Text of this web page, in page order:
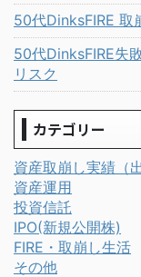
50代DinksFIRE 取
50代DinksFIRE失
リスク
カテゴリー
資産取崩し実績（
資産運用
投資信託
IPO(新規公開株)
FIRE・取崩し生活
その他